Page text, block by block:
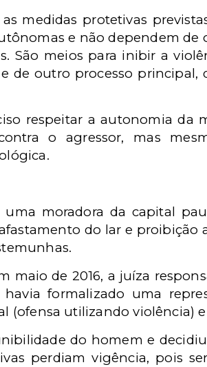
medidas protetivas
e não dependem
São meios para inibir a
de outro processo principal,
respeitar a autonomia da
o agressor, mas
moradora da capital
do lar e proibição
maio de 2016, a juíza
formalizado uma
(ofensa utilizando violência)
do homem e
perdiam vigência, pois